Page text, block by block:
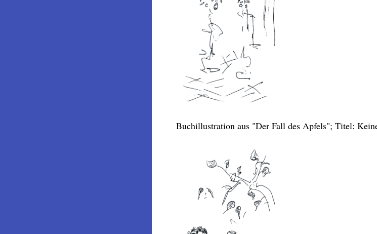
Buchillustration aus "Der Fall des Apfels"; Titel: